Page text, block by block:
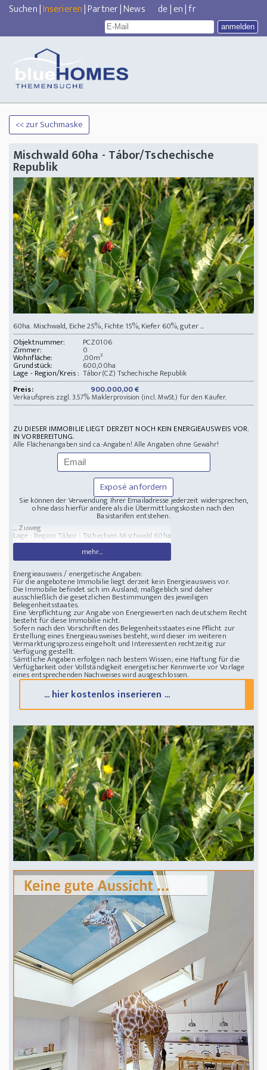
Suchen|Inserieren|Partner|News de|en|fr
<< zur Suchmaske
Mischwald 60ha - Tábor/Tschechische
Republik
60ha. Mischwald, Eiche 25%, Fichte 15%, Kiefer 60%, guter ...
Objektnummer:
PCZ0106
Zimmer: 0
Wohnfläche: ,00m²
Grundstück: 600,00ha
Lage - Region/Kreis : Tábor(CZ) Tschechische Republik
Preis:
900.000,00 €
Verkaufspreis zzgl. 3.57% Maklerprovision (incl. MwSt.) für den Käufer.
ZU DIESER IMMOBILIE LIEGT DERZEIT NOCH KEIN ENERGIEAUSWEIS VOR.
IN VORBEREITUNG.
Alle Flächenangaben sind ca.-Angaben! Alle Angaben ohne Gewähr!
Exposé anfordern
Sie können der Verwendung Ihrer Emailadresse jederzeit widersprechen,
ohne dass hierfür andere als die Übermittlungskosten nach den
Basistarifen entstehen.
... Zuweg
Lage : Region Tábor - Tschechien Mischwald 60ha
mehr...
Energieausweis / energetische Angaben:
Für die angebotene Immobilie liegt derzeit kein Energieausweis vor.
Die Immobilie befindet sich im Ausland; maßgeblich sind daher
ausschließlich die gesetzlichen Bestimmungen des jeweiligen
Belegenheitsstaates.
Eine Verpflichtung zur Angabe von Energiewerten nach deutschem Recht
besteht für diese Immobilie nicht.
Sofern nach den Vorschriften des Belegenheitsstaates eine Pflicht zur
Erstellung eines Energieausweises besteht, wird dieser im weiteren
Vermarktungsprozess eingeholt und Interessenten rechtzeitig zur
Verfügung gestellt.
Sämtliche Angaben erfolgen nach bestem Wissen; eine Haftung für die
Verfügbarkeit oder Vollständigkeit energetischer Kennwerte vor Vorlage
eines entsprechenden Nachweises wird ausgeschlossen.
... hier kostenlos inserieren ...